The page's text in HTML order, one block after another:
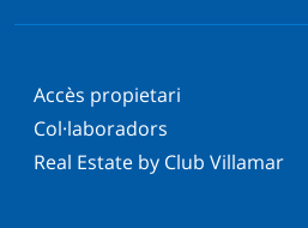
Accès propietari
Col·laboradors
Real Estate by Club Villamar